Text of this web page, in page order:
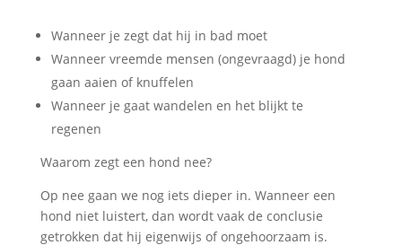
Wanneer je zegt dat hij in bad moet
Wanneer vreemde mensen (ongevraagd) je hond
gaan aaien of knuffelen
Wanneer je gaat wandelen en het blijkt te
regenen
Waarom zegt een hond nee?
Op nee gaan we nog iets dieper in. Wanneer een
hond niet luistert, dan wordt vaak de conclusie
getrokken dat hij eigenwijs of ongehoorzaam is.